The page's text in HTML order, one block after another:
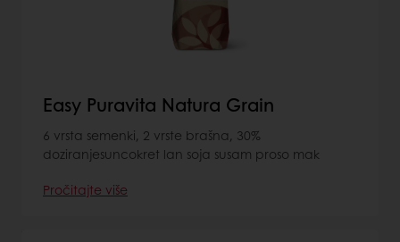
Easy Puravita Natura Grain
6 vrsta semenki, 2 vrste brašna, 30%
doziranjesuncokret lan soja susam proso mak
Pročitajte više